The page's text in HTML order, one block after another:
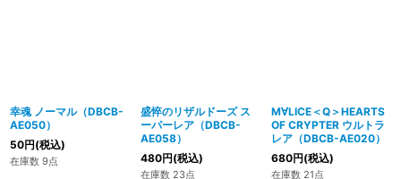
幸魂 ノーマル（DBCB-
AE050）
50円(税込)
在庫数 9点
盛悴のリザルドーズ ス
ーパーレア（DBCB-
AE058）
480円(税込)
在庫数 23点
M∀LICE＜Q＞HEARTS
OF CRYPTER ウルトラ
レア（DBCB-AE020）
680円(税込)
在庫数 21点